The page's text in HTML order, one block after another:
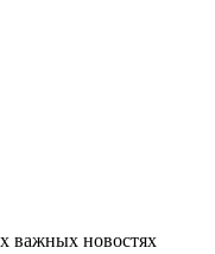
важных новостях